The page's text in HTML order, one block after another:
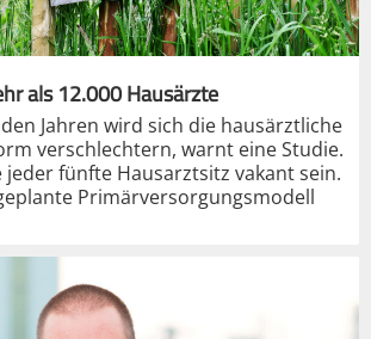
als 12.000 Hausärzte
Jahren wird sich die hausärztliche
verschlechtern, warnt eine Studie.
jeder fünfte Hausarztsitz vakant sein.
Primärversorgungsmodell